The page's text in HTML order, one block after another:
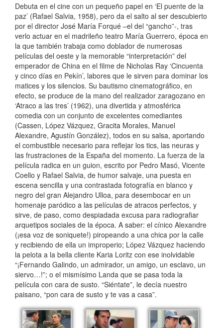
Debuta en el cine con un pequeño papel en ‘El puente de la
paz’ (Rafael Salvia, 1958), pero da el salto al ser descubierto
por el director José María Forqué –el del “gancho”-, tras
verlo actuar en el madrileño teatro María Guerrero, época en
la que también trabaja como doblador de numerosas
películas del oeste y la memorable “interpretación” del
emperador de China en el filme de Nicholas Ray ‘Cincuenta
y cinco días en Pekín’, labores que le sirven para dominar los
matices y los silencios. Su bautismo cinematográfico, en
efecto, se produce de la mano del realizador zaragozano en
‘Atraco a las tres’ (1962), una divertida y atmosférica
comedia con un conjunto de excelentes comediantes
(Cassen, López Vázquez, Gracita Morales, Manuel
Alexandre, Agustín González), todos en su salsa, aportando
el combustible necesario para reflejar los tics, las neuras y
las frustraciones de la España del momento. La fuerza de la
película radica en un guion, escrito por Pedro Masó, Vicente
Coello y Rafael Salvia, de humor salvaje, una puesta en
escena sencilla y una contrastada fotografía en blanco y
negro del gran Alejandro Ulloa, para desembocar en un
homenaje paródico a las películas de atracos perfectos, y
sirve, de paso, como despiadada excusa para radiografiar
arquetipos sociales de la época. A saber: el cínico Alexandre
(¡esa voz de soniquete!) piropeando a una chica por la calle
y recibiendo de ella un improperio; López Vázquez haciendo
la pelota a la bella cliente Karia Loritz con ese inolvidable
“¡Fernando Galindo, un admirador, un amigo, un esclavo, un
siervo…!”; o el mismísimo Landa que se pasa toda la
película con cara de susto. “Siéntate”, le decía nuestro
paisano, “pon cara de susto y te vas a casa”.